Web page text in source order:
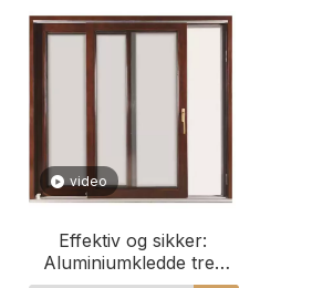
video
Effektiv og sikker:
Aluminiumkledde tre-